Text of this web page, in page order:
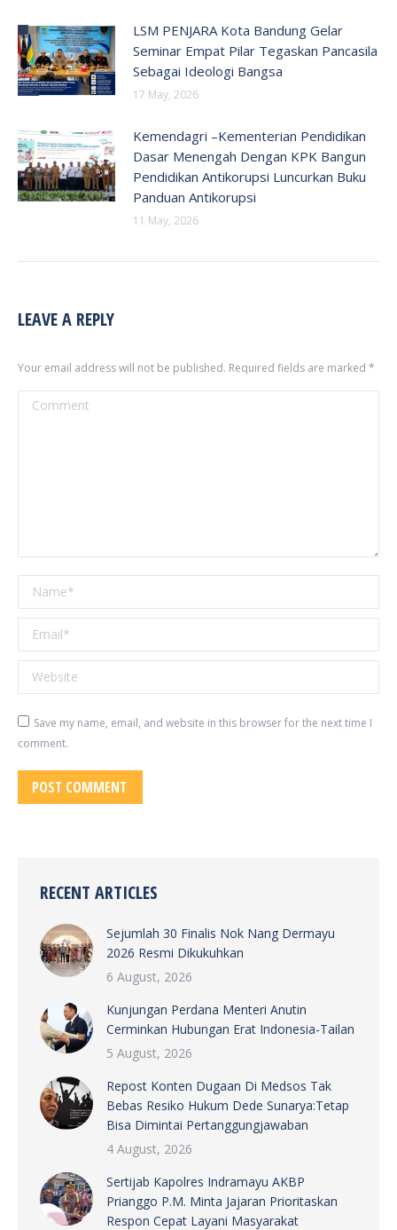
LSM PENJARA Kota Bandung Gelar
Seminar Empat Pilar Tegaskan Pancasila
Sebagai Ideologi Bangsa
17 May, 2026
Kemendagri –Kementerian Pendidikan
Dasar Menengah Dengan KPK Bangun
Pendidikan Antikorupsi Luncurkan Buku
Panduan Antikorupsi
11 May, 2026
LEAVE A REPLY
Your email address will not be published. Required fields are marked *
Comment
Name *
Email *
Website
Save my name, email, and website in this browser for the next time I
comment.
POST COMMENT
RECENT ARTICLES
Sejumlah 30 Finalis Nok Nang Dermayu
2026 Resmi Dikukuhkan
6 August, 2026
Kunjungan Perdana Menteri Anutin
Cerminkan Hubungan Erat Indonesia-Tailan
5 August, 2026
Repost Konten Dugaan Di Medsos Tak
Bebas Resiko Hukum Dede Sunarya:Tetap
Bisa Dimintai Pertanggungjawaban
4 August, 2026
Sertijab Kapolres Indramayu AKBP
Prianggo P.M. Minta Jajaran Prioritaskan
Respon Cepat Layani Masyarakat